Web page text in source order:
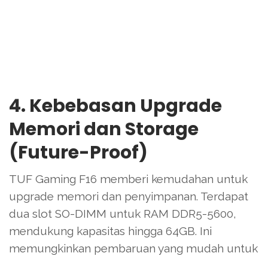
4. Kebebasan Upgrade
Memori dan Storage
(Future-Proof)
TUF Gaming F16 memberi kemudahan untuk
upgrade memori dan penyimpanan. Terdapat
dua slot SO-DIMM untuk RAM DDR5-5600,
mendukung kapasitas hingga 64GB. Ini
memungkinkan pembaruan yang mudah untuk